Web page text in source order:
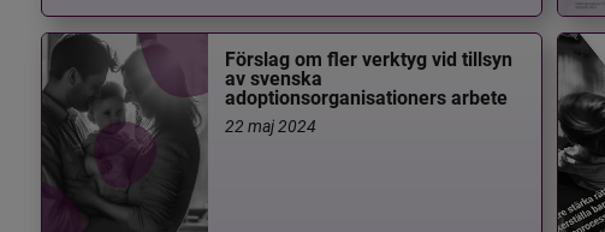
Förslag om fler verktyg vid tillsyn
av svenska
adoptionsorganisationers arbete
22 maj 2024